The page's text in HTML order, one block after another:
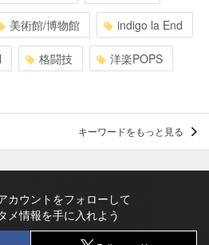
美術館/博物館 indigo la End
格闘技 洋楽POPS
キーワードをもっと見る
カウントをフォローして
メ情報を手に入れよう